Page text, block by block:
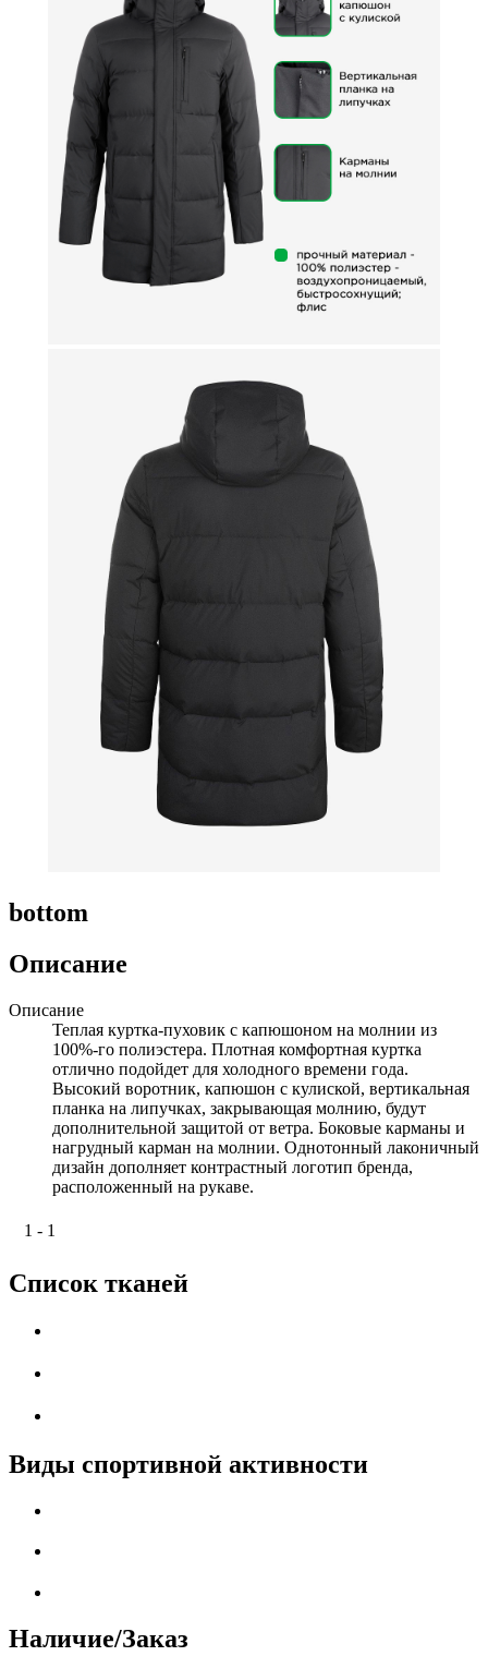
bottom
Описание
Описание
Теплая куртка-пуховик с капюшоном на молнии из
100%-го полиэстера. Плотная комфортная куртка
отлично подойдет для холодного времени года.
Высокий воротник, капюшон с кулиской, вертикальная
планка на липучках, закрывающая молнию, будут
дополнительной защитой от ветра. Боковые карманы и
нагрудный карман на молнии. Однотонный лаконичный
дизайн дополняет контрастный логотип бренда,
расположенный на рукаве.
1 - 1
Список тканей
Виды спортивной активности
Наличие/Заказ